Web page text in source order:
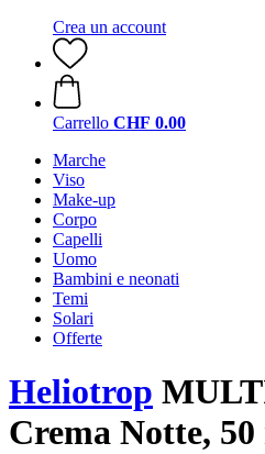
Crea un account
Carrello CHF 0.00
Marche
Viso
Make-up
Corpo
Capelli
Uomo
Bambini e neonati
Temi
Solari
Offerte
Heliotrop
Crema Notte,